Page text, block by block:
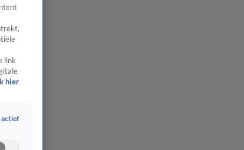
link
hier